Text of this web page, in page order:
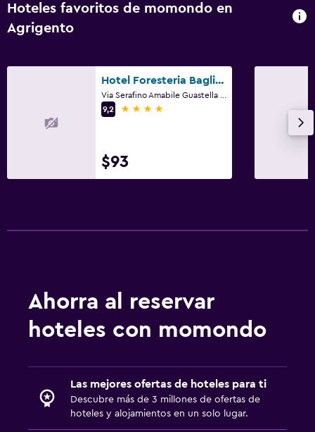
Hoteles favoritos de momondo en
Agrigento
Hotel Foresteria Baglio Della Luna
9,2
4 estrellas
$93
Ahorra al reservar
hoteles con momondo
Las mejores ofertas de hoteles para ti
Descubre más de 3 millones de ofertas de
hoteles y alojamientos en un solo lugar.